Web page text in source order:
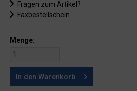
Fragen zum Artikel?
Faxbestellschein
Menge:
In den Warenkorb